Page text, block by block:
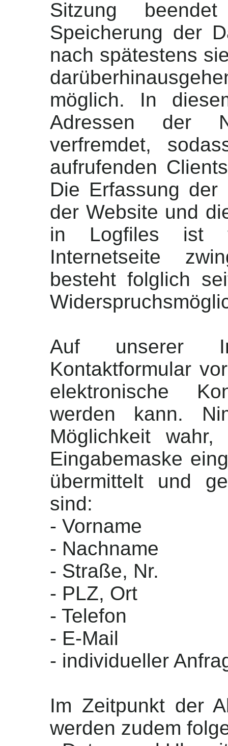
Sitzung
Speicherung der
nach spätestens
möglich. In
Adressen der
verfremdet,
aufrufenden
Die Erfassung der
der Website und
in Logfiles ist
Internetseite
besteht folglich
Auf unserer
Kontaktformular
elektronische
werden kann.
Möglichkeit
Eingabemaske
übermittelt und
sind:
- Vorname
- Nachname
- Straße, Nr.
- PLZ, Ort
- Telefon
- E-Mail
- individueller
Im Zeitpunkt der
werden zudem